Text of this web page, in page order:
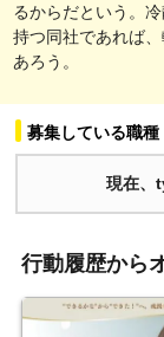
るからだという。
持つ同社であれば
あろう。
募集している職種
現在、
行動履歴から